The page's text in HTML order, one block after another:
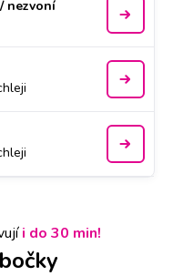
nezvoní
i do 30 min!